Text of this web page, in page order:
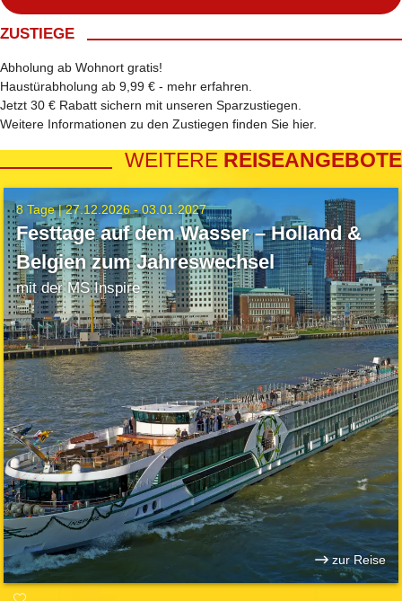
ZUSTIEGE
Abholung ab Wohnort gratis!
Haustürabholung ab 9,99 € - mehr erfahren
Jetzt 30 € Rabatt sichern mit unseren Sparzustiegen
Weitere Informationen zu den Zustiegen finden Sie hier.
WEITERE REISEANGEBOTE
8 Tage |27.12.2026 - 03.01.2027
Festtage auf dem Wasser – Holland &
Belgien zum Jahreswechsel
mit der MS Inspire
zur Reise